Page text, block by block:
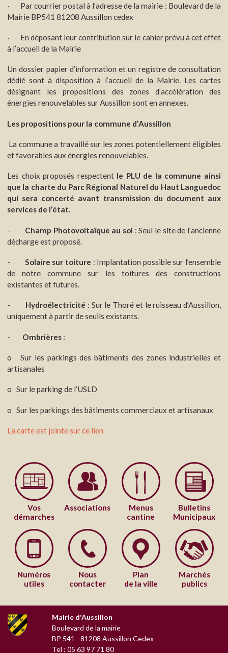
· Par courrier postal à l’adresse de la mairie : Boulevard de la
Mairie BP541 81208 Aussillon cedex
· En déposant leur contribution sur le cahier prévu à cet effet
à l’accueil de la Mairie
Un dossier papier d’information et un registre de consultation
dédié sont à disposition à l’accueil de la Mairie. Les cartes
désignant les propositions des zones d’accélération des
énergies renouvelables sur Aussillon sont en annexes.
Les propositions pour la commune d’Aussillon
La commune a travaillé sur les zones potentiellement éligibles
et favorables aux énergies renouvelables.
Les choix proposés respectentle PLU de la commune ainsi
que la charte du Parc Régional Naturel du Haut Languedoc
qui sera concerté avant transmission du document aux
services de l’état.
- Champ Photovoltaïque au sol : Seul le site de l’ancienne
décharge est proposé.
- Solaire sur toiture : Implantation possible sur l’ensemble
de notre commune sur les toitures des constructions
existantes et futures.
- Hydroélectricité : Sur le Thoré et le ruisseau d’Aussillon,
uniquement à partir de seuils existants.
- Ombrières :
o Sur les parkings des bâtiments des zones industrielles et
artisanales
o Sur le parking de l’USLD
o Sur les parkings des bâtiments commerciaux et artisanaux
La carte est jointe sur ce lien
Vos
démarches
Associations
Menus
cantine
Bulletins
Municipaux
Numéros
utiles
Nous
contacter
Plan
de la ville
Marchés
publics
Mairie d'Aussillon
Boulevard de la mairie
BP 541 - 81208 Aussillon Cedex
Tel : 05 63 97 71 80